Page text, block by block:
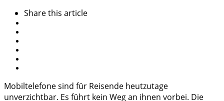
Sharethis article
Mobiltelefone sind für Reisende heutzutage
unverzichtbar. Es führt kein Weg an ihnen vorbei. Die